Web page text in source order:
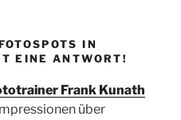
IN
EINE ANTWORT!
Frank Kunath
über